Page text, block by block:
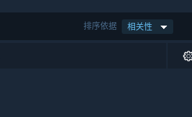
排序依据 相关性